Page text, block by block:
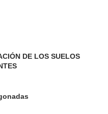
DE LOS SUELOS